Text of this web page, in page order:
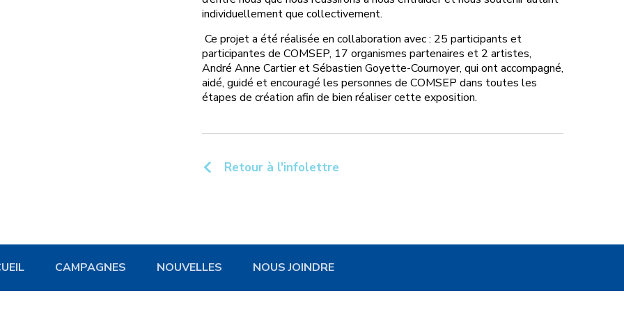
individuellement que collectivement.
Ce projet a été réalisée en collaboration avec : 25 participants et
participantes de COMSEP, 17 organismes partenaires et 2 artistes,
André Anne Cartier et Sébastien Goyette-Cournoyer, qui ont accompagné,
aidé, guidé et encouragé les personnes de COMSEP dans toutes les
étapes de création afin de bien réaliser cette exposition.
Retour à l'infolettre
CAMPAGNES NOUVELLES NOUS JOINDRE